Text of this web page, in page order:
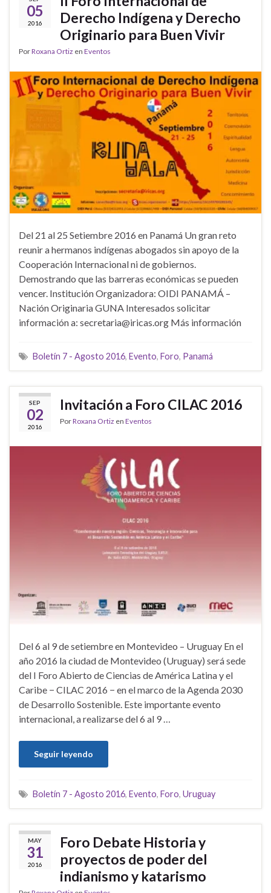
05
2016
Derecho Indígena y Derecho
Originario para Buen Vivir
PorRoxana Ortiz en Eventos
Del 21 al 25 Setiembre 2016 en Panamá Un gran reto
reunir a hermanos indígenas abogados sin apoyo de la
Cooperación Internacional ni de gobiernos.
Demostrando que las barreras económicas se pueden
vencer. Institución Organizadora: OIDI PANAMÁ –
Nación Originaria GUNA Interesados solicitar
información a: secretaria@iricas.org Más información
Boletín 7 - Agosto 2016, Evento, Foro, Panamá
SEP
02
2016
Invitación a Foro CILAC 2016
PorRoxana Ortiz en Eventos
Del 6 al 9 de setiembre en Montevideo – Uruguay En el
año 2016 la ciudad de Montevideo (Uruguay) será sede
del I Foro Abierto de Ciencias de América Latina y el
Caribe − CILAC 2016 − en el marco de la Agenda 2030
de Desarrollo Sostenible. Este importante evento
internacional, a realizarse del 6 al 9 …
Seguir leyendo
Boletín 7 - Agosto 2016, Evento, Foro, Uruguay
MAY
31
2016
Foro Debate Historia y
proyectos de poder del
indianismo y katarismo